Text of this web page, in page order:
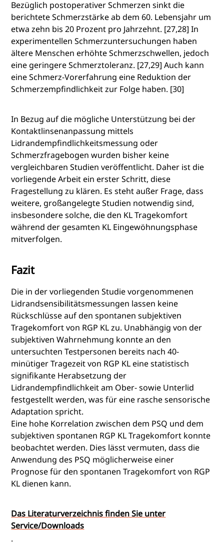
Bezüglich postoperativer Schmerzen sinkt die
berichtete Schmerzstärke ab dem 60. Lebensjahr um
etwa zehn bis 20 Prozent pro Jahrzehnt. [27,28] In
experimentellen Schmerzuntersuchungen haben
ältere Menschen erhöhte Schmerzschwellen, jedoch
eine geringere Schmerztoleranz. [27,29] Auch kann
eine Schmerz-Vorerfahrung eine Reduktion der
Schmerzempfindlichkeit zur Folge haben. [30]
In Bezug auf die mögliche Unterstützung bei der
Kontaktlinsenanpassung mittels
Lidrandempfindlichkeitsmessung oder
Schmerzfragebogen wurden bisher keine
vergleichbaren Studien veröffentlicht. Daher ist die
vorliegende Arbeit ein erster Schritt, diese
Fragestellung zu klären. Es steht außer Frage, dass
weitere, großangelegte Studien notwendig sind,
insbesondere solche, die den KL Tragekomfort
während der gesamten KL Eingewöhnungsphase
mitverfolgen.
Fazit
Die in der vorliegenden Studie vorgenommenen
Lidrandsensibilitätsmessungen lassen keine
Rückschlüsse auf den spontanen subjektiven
Tragekomfort von RGP KL zu. Unabhängig von der
subjektiven Wahrnehmung konnte an den
untersuchten Testpersonen bereits nach 40-
minütiger Tragezeit von RGP KL eine statistisch
signifikante Herabsetzung der
Lidrandempfindlichkeit am Ober- sowie Unterlid
festgestellt werden, was für eine rasche sensorische
Adaptation spricht.
Eine hohe Korrelation zwischen dem PSQ und dem
subjektiven spontanen RGP KL Tragekomfort konnte
beobachtet werden. Dies lässt vermuten, dass die
Anwendung des PSQ möglicherweise einer
Prognose für den spontanen Tragekomfort von RGP
KL dienen kann.
Das Literaturverzeichnis finden Sie unter
Service/Downloads
.